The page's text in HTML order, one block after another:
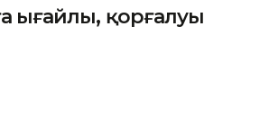
ыңғайлы, қорғалуы